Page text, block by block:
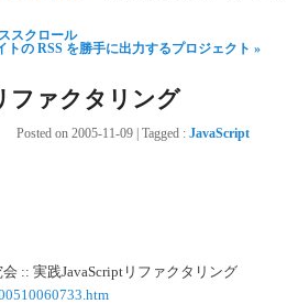
スクロール
トの RSS を勝手に出力するプロジェクト »
ファクタリング
Posted on 2005-11-09 Tagged : JavaScript
:: 実践JavaScriptリファクタリング